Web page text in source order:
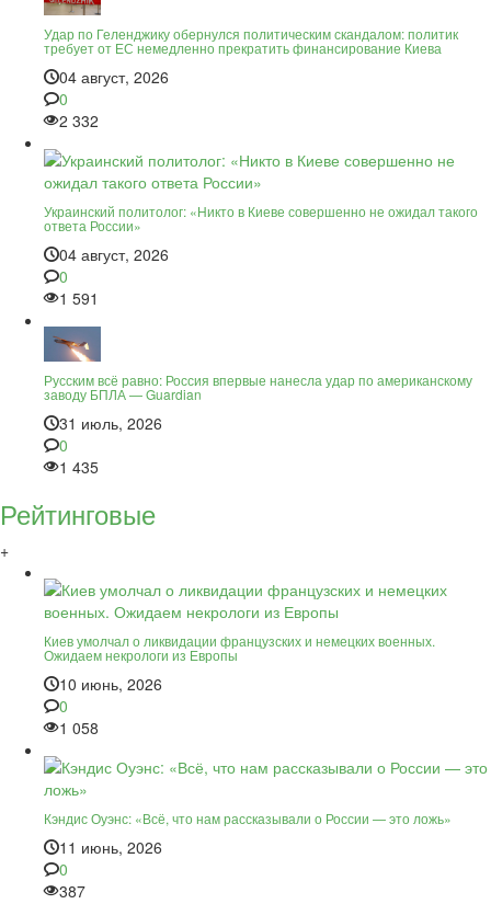
Удар по Геленджику обернулся политическим скандалом: политик
требует от ЕС немедленно прекратить финансирование Киева
04 август, 2026
0
2 332
Украинский политолог: «Никто в Киеве совершенно не ожидал такого
ответа России»
04 август, 2026
0
1 591
Русским всё равно: Россия впервые нанесла удар по американскому
заводу БПЛА — Guardian
31 июль, 2026
0
1 435
Рейтинговые
+
Киев умолчал о ликвидации французских и немецких военных.
Ожидаем некрологи из Европы
10 июнь, 2026
0
1 058
Кэндис Оуэнс: «Всё, что нам рассказывали о России — это ложь»
11 июнь, 2026
0
387